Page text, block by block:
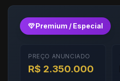
diamondPremium / Especial
PREÇO ANUNCIADO
R$ 2.350.000